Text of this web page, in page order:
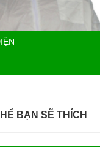
BẠN SẼ THÍCH